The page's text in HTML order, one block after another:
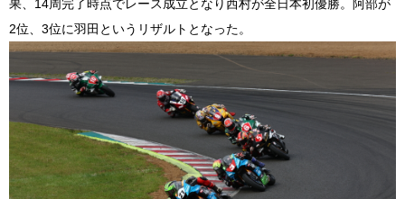
果、14周完了時点でレース成立となり西村が全日本初優勝。阿部が
2位、3位に羽田というリザルトとなった。